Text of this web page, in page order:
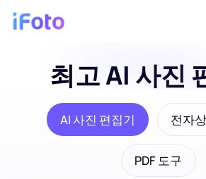
로그인
AI 사진 편집기
최고 AI 사진
AI 사진 편집기 전자
PDF 도구